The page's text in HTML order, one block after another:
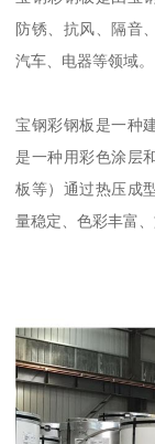
防锈、抗风、隔音
汽车、电器等领域。
宝钢彩钢板是一种
是一种用彩色涂层
板等）通过热压成
量稳定、色彩丰富